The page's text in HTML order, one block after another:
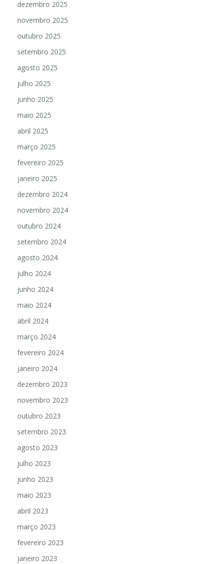
dezembro 2025
novembro 2025
outubro 2025
setembro 2025
agosto 2025
julho 2025
junho 2025
maio 2025
abril 2025
março 2025
fevereiro 2025
janeiro 2025
dezembro 2024
novembro 2024
outubro 2024
setembro 2024
agosto 2024
julho 2024
junho 2024
maio 2024
abril 2024
março 2024
fevereiro 2024
janeiro 2024
dezembro 2023
novembro 2023
outubro 2023
setembro 2023
agosto 2023
julho 2023
junho 2023
maio 2023
abril 2023
março 2023
fevereiro 2023
janeiro 2023